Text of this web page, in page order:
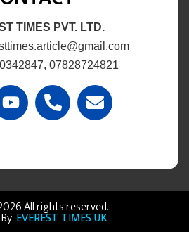
TIMES PVT. LTD.
07828724821
All rights reserved.
EVEREST TIMES UK